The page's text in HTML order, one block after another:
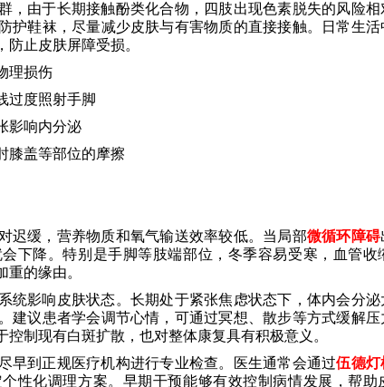
，由于长期接触酚类化合物，四肢出现色素脱失的风险
护鞋袜，尽量减少皮肤与有害物质的直接接触。日常生
止皮肤屏障受损。
理损伤
过度照射手脚
影响内分泌
膝盖等部位的摩擦
迟缓，营养物质和氧气输送效率较低。当局部微循环障碍
下降。特别是手脚等肢端部位，冬季容易受寒，血管收
的缘由。
统影响皮肤状态。长期处于紧张焦虑状态下，体内会分
建议患者学会调节心情，可通过冥想、散步等方式缓解
制现有白斑扩散，也对整体康复具有积极意义。
早到正规医疗机构进行专业检查。医生通常会通过伍德灯
性化调理方案。早期干预能够有效控制病情发展，帮助